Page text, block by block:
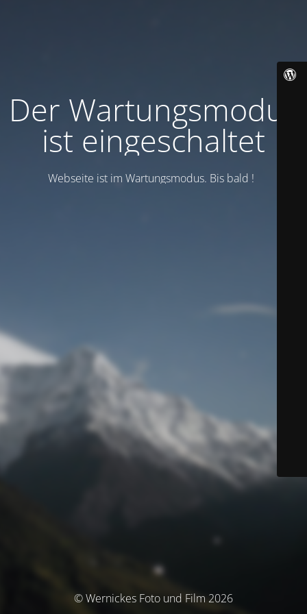
Der Wartungsmodus
ist eingeschaltet
Webseite ist im Wartungsmodus. Bis bald !
© Wernickes Foto und Film 2026